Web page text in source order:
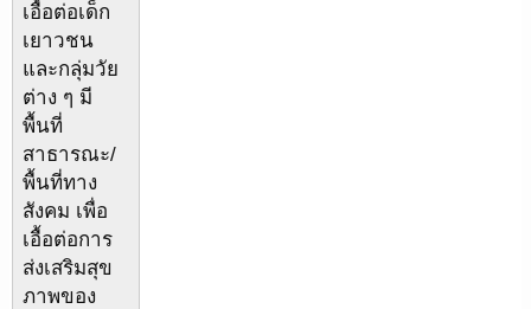
เอื้อต่อเด็ก
เยาวชน
และกลุ่มวัย
ต่าง ๆ มี
พื้นที่
สาธารณะ/
พื้นที่ทาง
สังคม เพื่อ
เอื้อต่อการ
ส่งเสริมสุข
ภาพของ